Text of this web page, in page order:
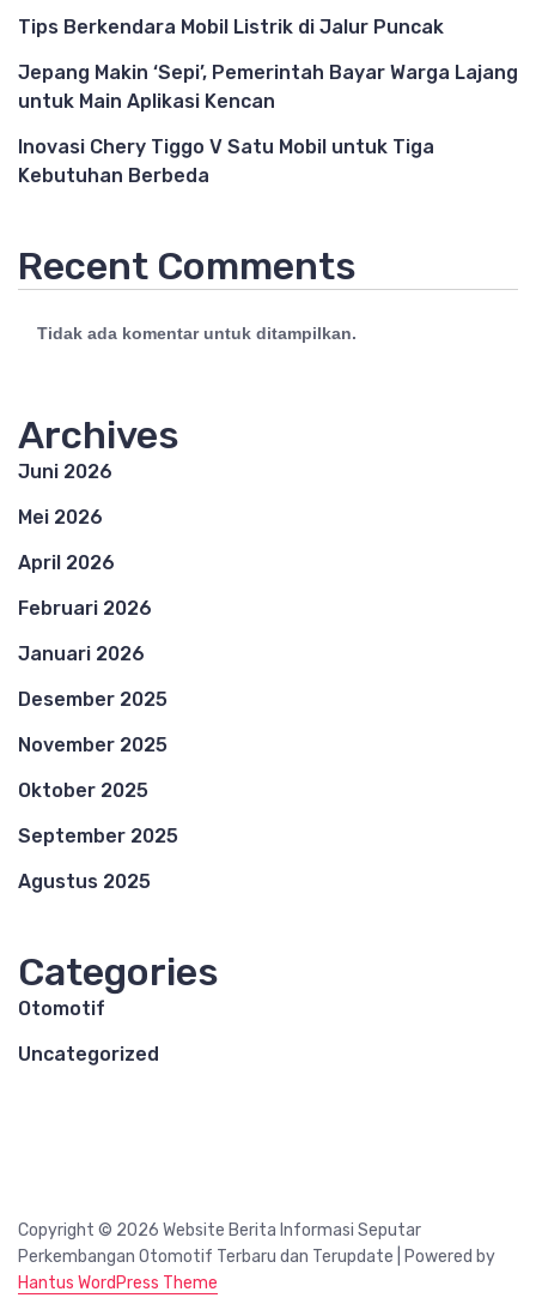
Tips Berkendara Mobil Listrik di Jalur Puncak
Jepang Makin ‘Sepi’, Pemerintah Bayar Warga Lajang
untuk Main Aplikasi Kencan
Inovasi Chery Tiggo V Satu Mobil untuk Tiga
Kebutuhan Berbeda
Recent Comments
Tidak ada komentar untuk ditampilkan.
Archives
Juni 2026
Mei 2026
April 2026
Februari 2026
Januari 2026
Desember 2025
November 2025
Oktober 2025
September 2025
Agustus 2025
Categories
Otomotif
Uncategorized
Copyright © 2026 Website Berita Informasi Seputar
Perkembangan Otomotif Terbaru dan Terupdate | Powered by
Hantus WordPress Theme